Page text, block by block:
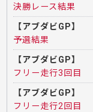
決勝レース結果
【アブダビGP】
予選結果
【アブダビGP】
フリー走行3回目
【アブダビGP】
フリー走行2回目